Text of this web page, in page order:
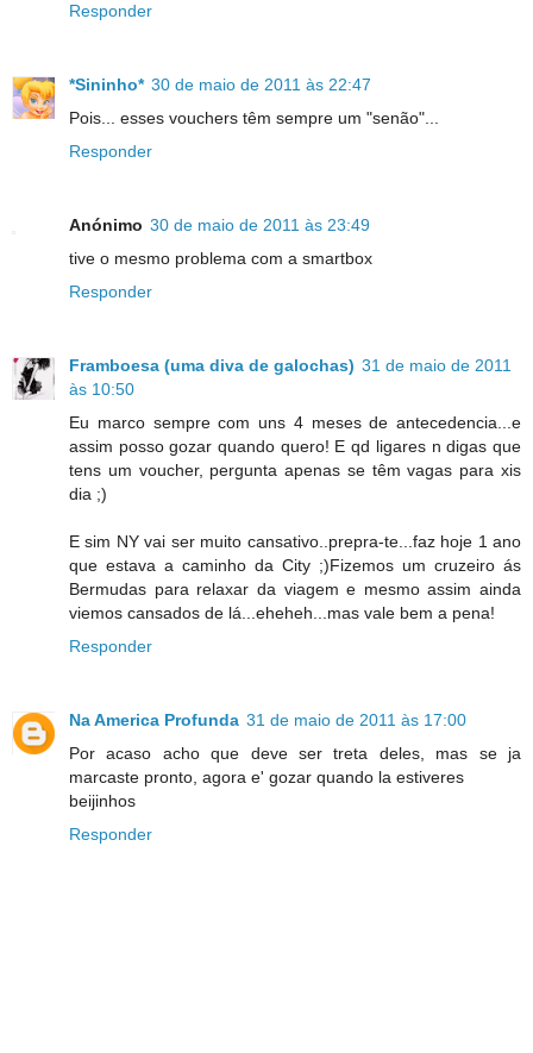
Responder
*Sininho* 30 de maio de 2011 às 22:47
Pois... esses vouchers têm sempre um "senão"...
Responder
Anónimo 30 de maio de 2011 às 23:49
tive o mesmo problema com a smartbox
Responder
Framboesa (uma diva de galochas) 31 de maio de 2011
às 10:50
Eu marco sempre com uns 4 meses de antecedencia...e
assim posso gozar quando quero! E qd ligares n digas que
tens um voucher, pergunta apenas se têm vagas para xis
dia ;)
E sim NY vai ser muito cansativo..prepra-te...faz hoje 1 ano
que estava a caminho da City ;)Fizemos um cruzeiro ás
Bermudas para relaxar da viagem e mesmo assim ainda
viemos cansados de lá...eheheh...mas vale bem a pena!
Responder
Na America Profunda 31 de maio de 2011 às 17:00
Por acaso acho que deve ser treta deles, mas se ja
marcaste pronto, agora e' gozar quando la estiveres
beijinhos
Responder